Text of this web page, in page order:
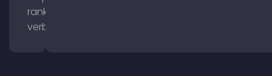
ranking
verbeteren